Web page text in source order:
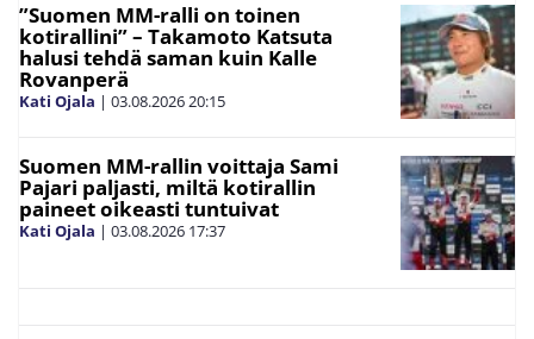
”Suomen MM-ralli on toinen
kotirallini” – Takamoto Katsuta
halusi tehdä saman kuin Kalle
Rovanperä
Kati Ojala | 03.08.202620:15
Suomen MM-rallin voittaja Sami
Pajari paljasti, miltä kotirallin
paineet oikeasti tuntuivat
Kati Ojala | 03.08.2026 17:37